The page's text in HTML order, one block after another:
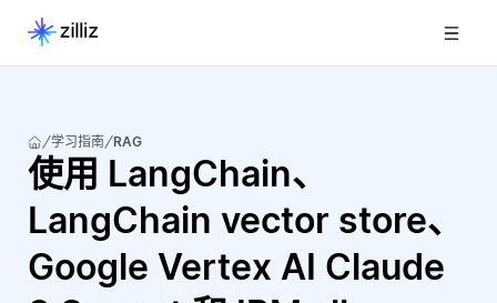
学习指南 RAG
使用 LangChain、
LangChain vector store、
Google Vertex AI Claude